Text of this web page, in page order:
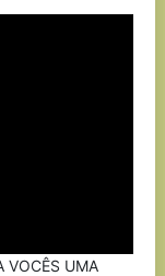
VOCÊS UMA